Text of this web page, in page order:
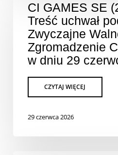
CI GAMES SE
Treść uchwał
Zwyczajne
Zgromadzenie
w dniu 29
29 czerwca 2026